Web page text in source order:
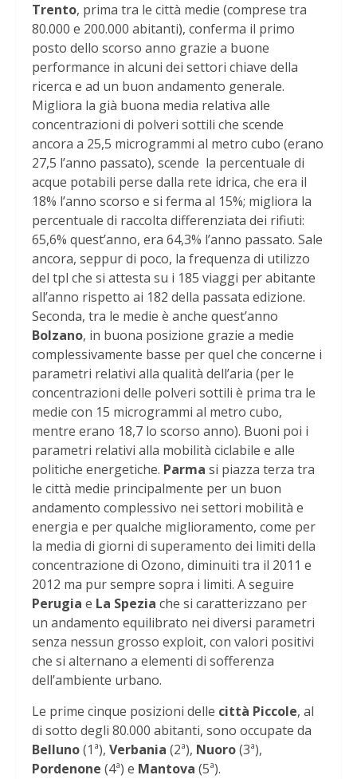
Trento, prima tra le città medie (comprese tra
80.000 e 200.000 abitanti), conferma il primo
posto dello scorso anno grazie a buone
performance in alcuni dei settori chiave della
ricerca e ad un buon andamento generale.
Migliora la già buona media relativa alle
concentrazioni di polveri sottili che scende
ancora a 25,5 microgrammi al metro cubo (erano
27,5 l’anno passato), scende la percentuale di
acque potabili perse dalla rete idrica, che era il
18% l’anno scorso e si ferma al 15%; migliora la
percentuale di raccolta differenziata dei rifiuti:
65,6% quest’anno, era 64,3% l’anno passato. Sale
ancora, seppur di poco, la frequenza di utilizzo
del tpl che si attesta su i 185 viaggi per abitante
all’anno rispetto ai 182 della passata edizione.
Seconda, tra le medie è anche quest’anno
Bolzano, in buona posizione grazie a medie
complessivamente basse per quel che concerne i
parametri relativi alla qualità dell’aria (per le
concentrazioni delle polveri sottili è prima tra le
medie con 15 microgrammi al metro cubo,
mentre erano 18,7 lo scorso anno). Buoni poi i
parametri relativi alla mobilità ciclabile e alle
politiche energetiche. Parma si piazza terza tra
le città medie principalmente per un buon
andamento complessivo nei settori mobilità e
energia e per qualche miglioramento, come per
la media di giorni di superamento dei limiti della
concentrazione di Ozono, diminuiti tra il 2011 e
2012 ma pur sempre sopra i limiti. A seguire
Perugia e La Spezia che si caratterizzano per
un andamento equilibrato nei diversi parametri
senza nessun grosso exploit, con valori positivi
che si alternano a elementi di sofferenza
dell’ambiente urbano.
Le prime cinque posizioni delle città Piccole, al
di sotto degli 80.000 abitanti, sono occupate da
Belluno(1ª), Verbania (2ª), Nuoro(3ª),
Pordenone (4ª) e Mantova (5ª).